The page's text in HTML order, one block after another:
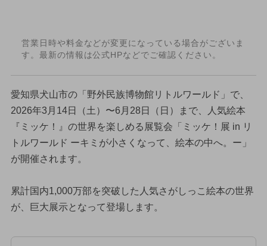
営業日時や料金などが変更になっている場合がございま
す。最新の情報は公式HPなどでご確認ください。
愛知県犬山市の「野外民族博物館リトルワールド」で、
2026年3月14日（土）〜6月28日（日）まで、人気絵本
『ミッケ！』の世界を楽しめる展覧会「ミッケ！展 in リ
トルワールド ーキミが小さくなって、絵本の中へ。ー」
が開催されます。
累計国内1,000万部を突破した人気さがしっこ絵本の世界
が、巨大展示となって登場します。